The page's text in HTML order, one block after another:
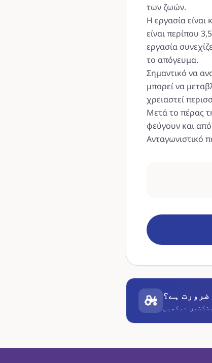
των ζωών.
Η εργασία
είναι περίπου
εργασία
το απόγευμα.
Σημαντικό να
μπορεί να
χρειαστεί
Μετά το πέρας
φεύγουν και από
Ανταγωνιστικό
ضرورت ہے؟
دیکھیں